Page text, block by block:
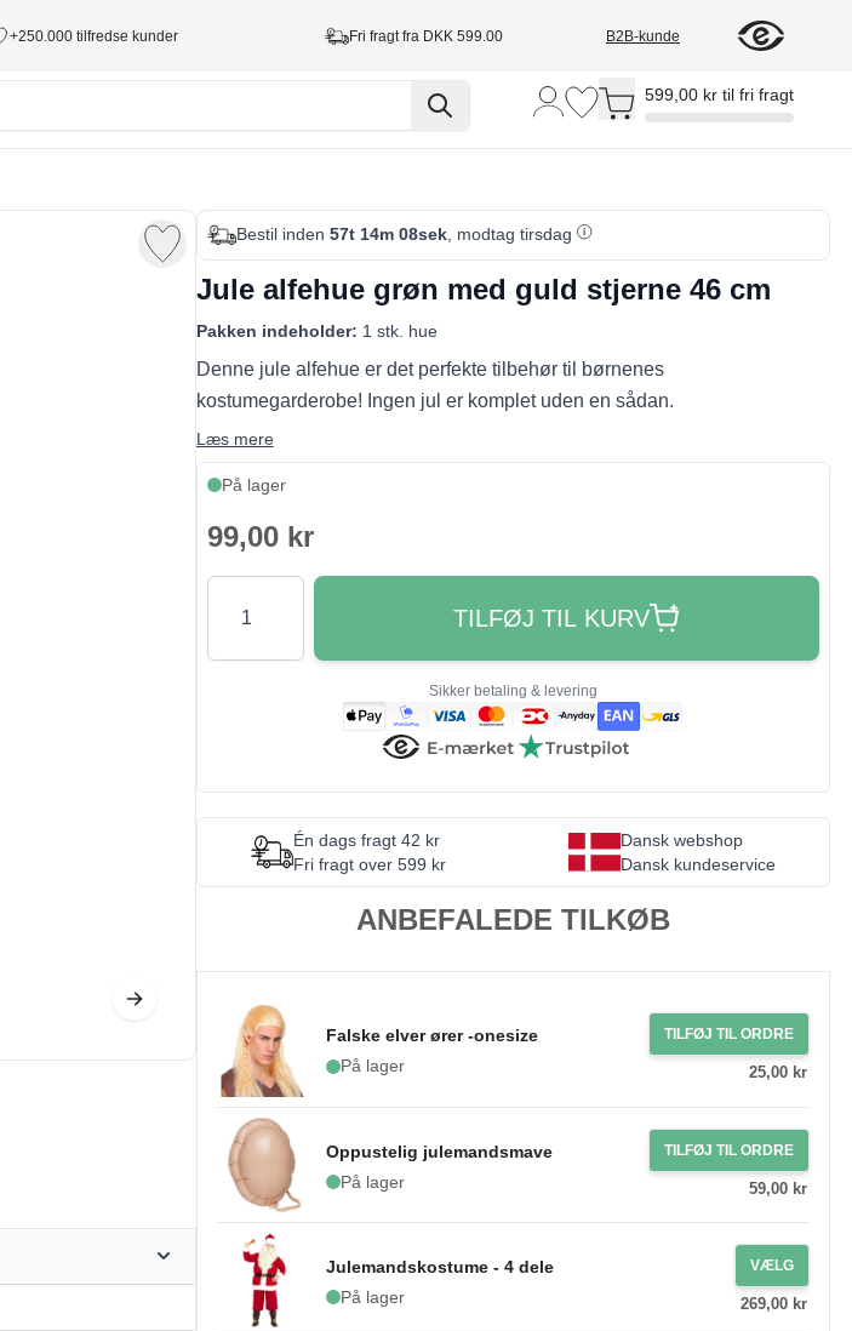
+250.000 tilfredse kunder Fri fragt fra DKK 599.00 B2B-kunde
Toggle minicart, Cart is empty
599,00 kr til fri fragt
Bestil inden 57t 14m 07sek, modtag tirsdag
Jule alfehue grøn med guld stjerne 46 cm
Pakken indeholder: 1 stk. hue
Denne jule alfehue er det perfekte tilbehør til børnenes
kostumegarderobe! Ingen jul er komplet uden en sådan.
Læs mere
På lager
99,00 kr
Antal
TILFØJ TIL KURV
Sikker betaling & levering
Én dags fragt 42 kr
Fri fragt over 599 kr
Dansk webshop
Dansk kundeservice
ANBEFALEDE TILKØB
Falske elver ører -onesize
På lager
TILFØJ TIL ORDRE
25,00 kr
Oppustelig julemandsmave
På lager
TILFØJ TIL ORDRE
59,00 kr
Julemandskostume - 4 dele
På lager
VÆLG
269,00 kr